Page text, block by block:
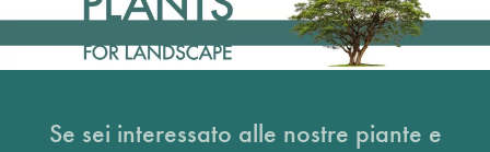
Se sei interessato alle nostre piante e